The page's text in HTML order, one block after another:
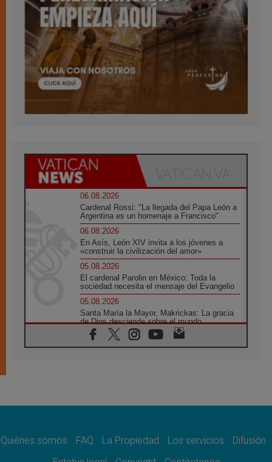
06.08.2026
Cardenal Rossi: "La llegada del Papa León a
Argentina es un homenaje a Francisco"
06.08.2026
En Asís, León XIV invita a los jóvenes a
«construir la civilización del amor»
05.08.2026
El cardenal Parolin en México: Toda la
sociedad necesita el mensaje del Evangelio
05.08.2026
Santa María la Mayor, Makrickas: La gracia
de Dios desciende sobre el mundo
05.08.2026
Cristianos y confucianos: Respeto y
dolor, una Iglesia que no se rinde"
Quiénes somos FAQ La Propiedad Los servicios
Difusión